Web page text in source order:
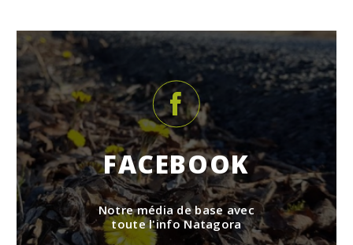
FACEBOOK
Notre média de base avec
toute l'info Natagora